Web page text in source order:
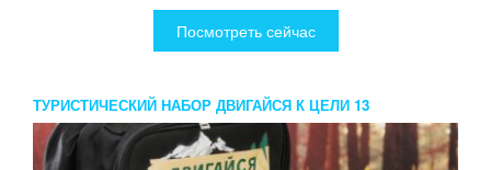
Посмотреть сейчас
ТУРИСТИЧЕСКИЙ НАБОР ДВИГАЙСЯ К ЦЕЛИ 13
ПРЕДМЕТОВ